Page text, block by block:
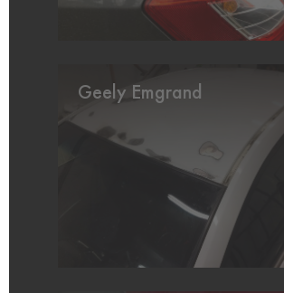
Geely Emgrand